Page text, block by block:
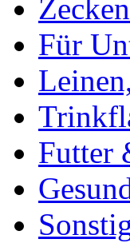
Für
Futter